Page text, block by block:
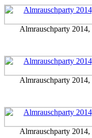
Almrauschparty
Almrauschparty
Almrauschparty